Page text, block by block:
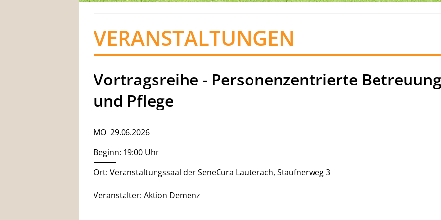
VERANSTALTUNGEN
Vortragsreihe - Personenzentrierte Betreuung
und Pflege
MO 29.06.2026
Beginn: 19:00 Uhr
Ort: Veranstaltungssaal der SeneCura Lauterach, Staufnerweg 3
Veranstalter: Aktion Demenz